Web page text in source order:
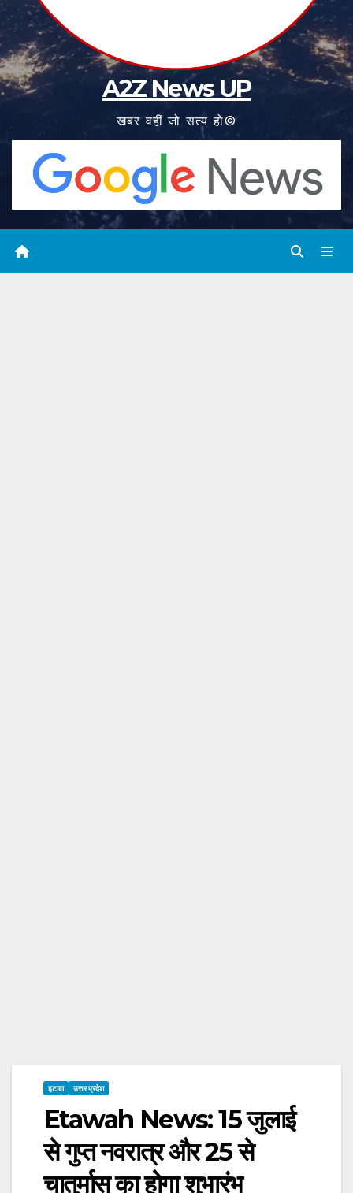
A2Z News UP
खबर वहीं जो सत्य हो©
इटावा उत्तर प्रदेश
Etawah News: 15 जुलाई
से गुप्त नवरात्र और 25 से
चातुर्मास का होगा शुभारंभ